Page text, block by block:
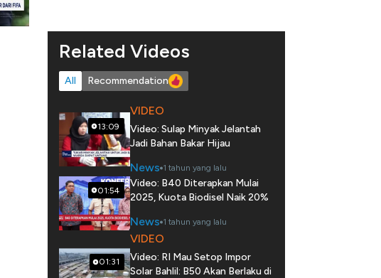
Related Videos
All Recommendation
13:09
VIDEO
Video: Sulap Minyak Jelantah
Jadi Bahan Bakar Hijau
News 1 tahun yang lalu
01:54
Video: B40 Diterapkan Mulai
2025, Kuota Biodisel Naik 20%
News 1 tahun yang lalu
01:31
VIDEO
Video: RI Mau Setop Impor
Solar Bahlil: B50 Akan Berlaku di